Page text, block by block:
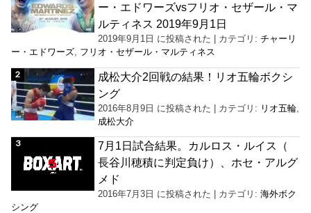
ー・エドワーズvsフリオ・セザール・マ
ルティネス 2019年9月1日
2019年9月1日 に投稿された カテゴリ:チャーリ
ー・エドワーズ, フリオ・セザール・マルティネス
成松大介2回戦の結果！リオ五輪ボクシ
ング
2016年8月9日 に投稿された | カテゴリ: リオ五輪
成松大介
7月1日試合結果。カルロス・ルイス（
長谷川穂積に判定負け）、ホセ・アルグ
メド
2016年7月3日 に投稿された カテゴリ:海外ボク
シング